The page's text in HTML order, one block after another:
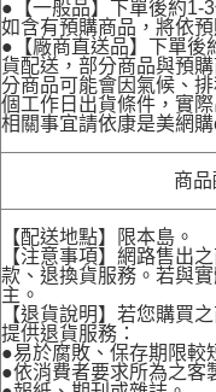
●【一般品】下單後約1-
如含有預購商品，將依
●【廠商直送品】下單後
貨配送，部分商品與預
分商品可能會因氣候、
個工作日出貨條件，實
相關事宜請依康是美網
商
【配送地點】限本島。
【注意事項】網路售出
款、退換貨服務。若與
主。
【退貨說明】若您購買
提供退貨服務：
●易於腐敗、保存期限較
●依消費者要求所為之客